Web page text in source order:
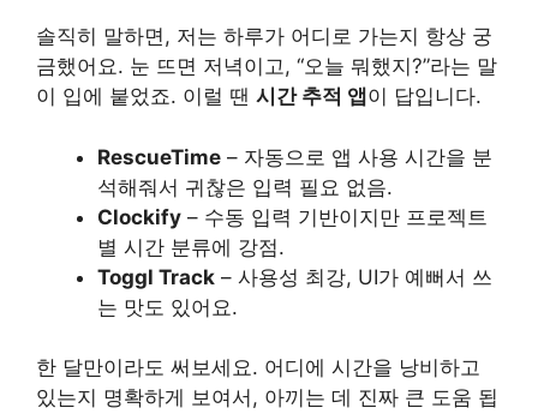
솔직히 말하면, 저는 하루가 어디로 가는지 항상 궁
금했어요. 눈 뜨면 저녁이고, “오늘 뭐했지?”라는 말
이 입에 붙었죠. 이럴 땐 시간 추적 앱 이 답입니다.
RescueTime – 자동으로 앱 사용 시간을 분
석해줘서 귀찮은 입력 필요 없음.
Clockify – 수동 입력 기반이지만 프로젝트
별 시간 분류에 강점.
Toggl Track – 사용성 최강, UI가 예뻐서 쓰
는 맛도 있어요.
한 달만이라도 써보세요. 어디에 시간을 낭비하고
있는지 명확하게 보여서, 아끼는 데 진짜 큰 도움 됩